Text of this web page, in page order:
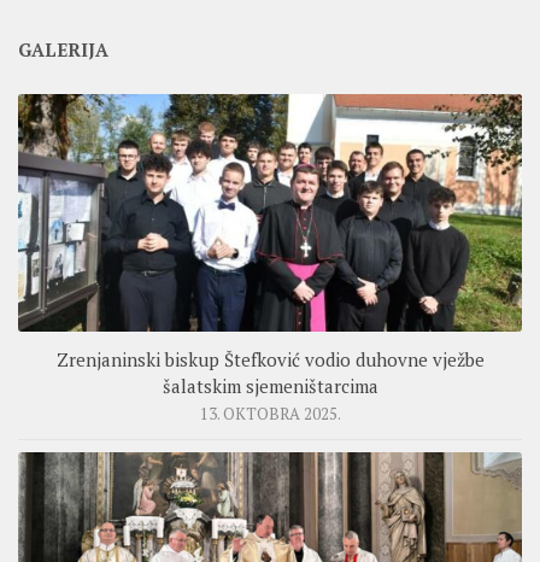
GALERIJA
Zrenjaninski biskup Štefković vodio duhovne vježbe
šalatskim sjemeništarcima
13. OKTOBRA 2025.